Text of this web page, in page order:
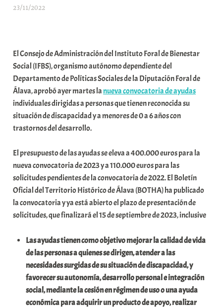
23/11/2022
a
r
E
r
r
i
o
a
K
o
m
u
n
t
a
t
e
a
El Consejo de Administración del Instituto Foral de Bienestar
Social (IFBS), organismo autónomo dependiente del
Departamento de Políticas Sociales de la Diputación Foral de
Álava, aprobó ayer martes lanueva convocatoria de ayudas
individuales dirigidas a personas que tienen reconocida su
situación de discapacidad y a menores de 0 a 6 años con
trastornos del desarrollo.
El presupuesto de las ayudas se eleva a 400.000 euros para la
nueva convocatoria de 2023 y a 110.000 euros para las
solicitudes pendientes de la convocatoria de 2022. El Boletín
Oficial del Territorio Histórico de Álava (BOTHA) ha publicado
la convocatoria y ya está abierto el plazo de presentación de
solicitudes, que finalizará el 15 de septiembre de 2023, inclusive
Las ayudas tienen como objetivo mejorar la calidad de vida
de las personas a quienes se dirigen, atender a las
necesidades surgidas de su situación de discapacidad, y
favorecer su autonomía, desarrollo personal e integración
social, mediante la cesión en régimen de uso o una ayuda
económica para adquirir un producto de apoyo, realizar